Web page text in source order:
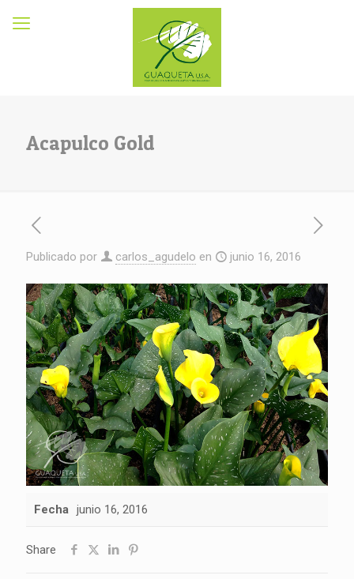
Acapulco Gold
Publicado por carlos_agudelo en junio 16, 2016
Fecha junio 16, 2016
Share